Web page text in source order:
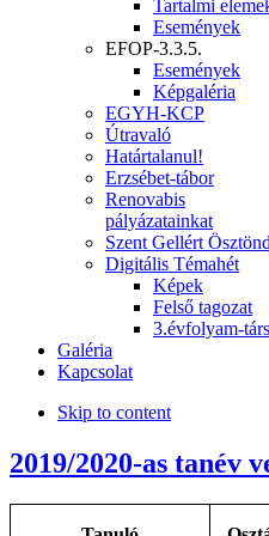
Tartalmi
Események
EFOP-3.3.5.
Események
Képgaléria
EGYH-KCP
Útravaló
Határtalanul!
Erzsébet-tábor
Renovabis
pályázatainkat
Szent Gellért
Digitális Témahét
Képek
Felső tagozat
3.évfolyam-
Galéria
Kapcsolat
Skip to content
2019/2020-as tanév